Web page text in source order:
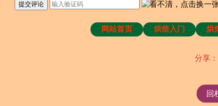
提交评论
网站首页 烘焙入门 烘
分享：
回